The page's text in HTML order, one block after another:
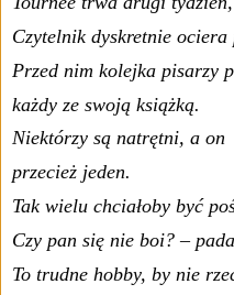
Czytelnik dyskretnie ociera
Przed nim kolejka pisarzy
każdy ze swoją książką.
Niektórzy są natrętni, a on
przecież jeden.
Tak wielu chciałoby być
Czy pan się nie boi? –
To trudne hobby, by nie